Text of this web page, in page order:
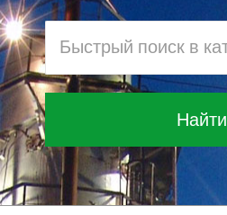
Найти